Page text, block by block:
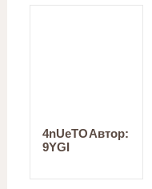
Автор:
4nUeTO
9YGI